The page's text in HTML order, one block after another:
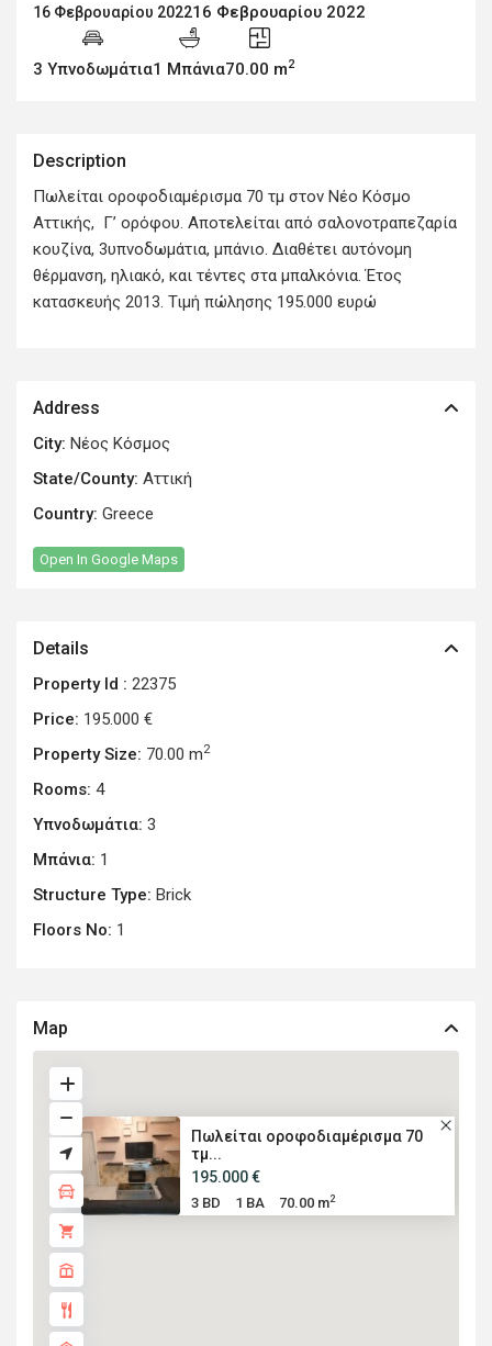
16 Φεβρουαρίου 202216 Φεβρουαρίου 2022
3 Υπνοδωμάτια1 Μπάνια70.00 m2
Description
Πωλείται οροφοδιαμέρισμα 70 τμ στον Νέο Κόσμο
Αττικής, Γ’ ορόφου. Αποτελείται από σαλονοτραπεζαρία
κουζίνα, 3υπνοδωμάτια, μπάνιο. Διαθέτει αυτόνομη
θέρμανση, ηλιακό, και τέντες στα μπαλκόνια. Έτος
κατασκευής 2013. Τιμή πώλησης 195.000 ευρώ
Address
City: Νέος Κόσμος
State/County: Αττική
Country: Greece
Open In Google Maps
Details
Property Id : 22375
Price: 195.000 €
Property Size: 70.00 m2
Rooms: 4
Υπνοδωμάτια: 3
Μπάνια: 1
Structure Type: Brick
Floors No: 1
Map
Πωλείται οροφοδιαμέρισμα 70
τμ...
195.000 €
3 BD 1 BA 70.00 m2